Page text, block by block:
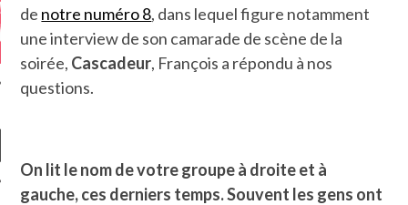
de notre numéro 8, dans lequel figure notamment
une interview de son camarade de scène de la
soirée, Cascadeur, François a répondu à nos
questions.
On lit le nom de votre groupe à droite et à
gauche, ces derniers temps. Souvent les gens ont